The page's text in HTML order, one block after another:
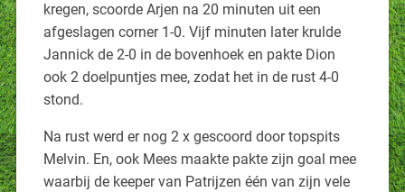
kregen, scoorde Arjen na 20 minuten uit een
afgeslagen corner 1-0. Vijf minuten later krulde
Jannick de 2-0 in de bovenhoek en pakte Dion
ook 2 doelpuntjes mee, zodat het in de rust 4-0
stond.
Na rust werd er nog 2 x gescoord door topspits
Melvin. En, ook Mees maakte pakte zijn goal mee
waarbij de keeper van Patrijzen één van zijn vele